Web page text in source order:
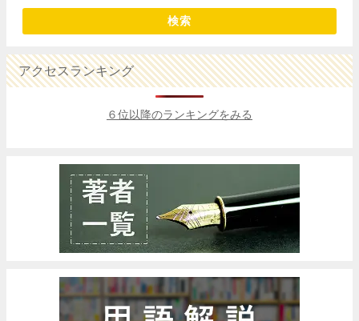
検索
アクセスランキング
６位以降のランキングをみる